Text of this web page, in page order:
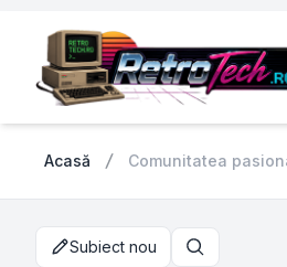
Acasă Comunitatea
Subiect nou Căutare